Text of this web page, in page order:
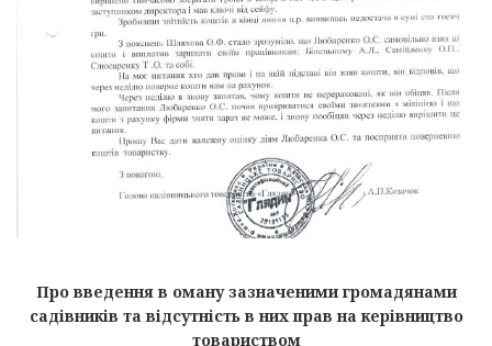
Про введення в оману зазначеними громадянами
садівників та відсутність в них прав на керівництво
товариством